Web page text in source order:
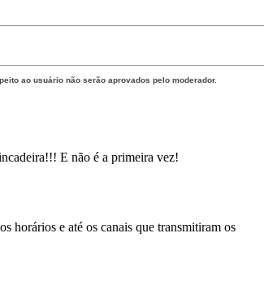
ao usuário não serão aprovados pelo moderador.